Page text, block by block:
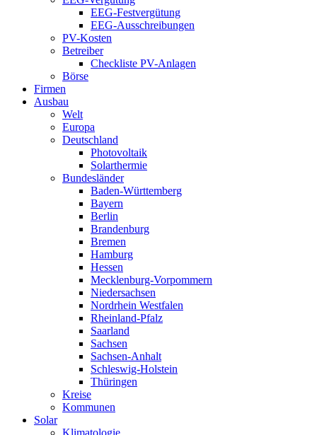
EEG-Festvergütung
EEG-Ausschreibungen
PV-Kosten
Betreiber
Checkliste PV-Anlagen
Börse
Firmen
Ausbau
Welt
Europa
Deutschland
Photovoltaik
Solarthermie
Bundesländer
Baden-Württemberg
Bayern
Berlin
Brandenburg
Bremen
Hamburg
Hessen
Mecklenburg-Vorpommern
Niedersachsen
Nordrhein Westfalen
Rheinland-Pfalz
Saarland
Sachsen
Sachsen-Anhalt
Schleswig-Holstein
Thüringen
Kreise
Kommunen
Solar
Klimatologie